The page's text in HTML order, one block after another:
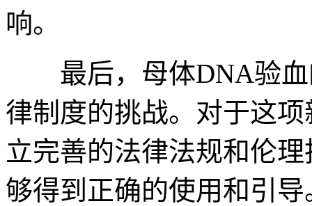
响。
最后，母体DNA验血
律制度的挑战。对于这
立完善的法律法规和伦
够得到正确的使用和引导